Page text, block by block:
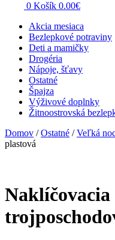
0 Košík 0.00€
Akcia mesiaca
Bezlepkové potraviny
Deti a mamičky
Drogéria
Nápoje, šťavy
Ostatné
Špajza
Výživové doplnky
Žitnoostrovská
Domov /Ostatné /Veľká
plastová
Naklíčovacia